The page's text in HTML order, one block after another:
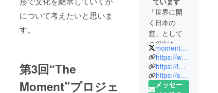
について考えたいと思いま
す。
第3回“The
Moment”プロジェ
「世界に開
く日本の
窓」として
の役割を果
たしてきた
The Japan
Timesがより
深い情報伝
momentthejapan
https://www.japantimes.co.jp/
https://themoment.japantimes.com/
https://sustainable.japantimes.com/
メッセー